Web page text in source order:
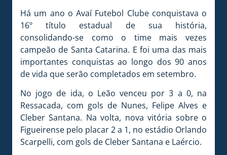
Há um ano o Avaí Futebol Clube conquistava o
16º título estadual de sua história,
consolidando-se como o time mais vezes
campeão de Santa Catarina. E foi uma das mais
importantes conquistas ao longo dos 90 anos
de vida que serão completados em setembro.
No jogo de ida, o Leão venceu por 3 a 0, na
Ressacada, com gols de Nunes, Felipe Alves e
Cleber Santana. Na volta, nova vitória sobre o
Figueirense pelo placar 2 a 1, no estádio Orlando
Scarpelli, com gols de Cleber Santana e Laércio.